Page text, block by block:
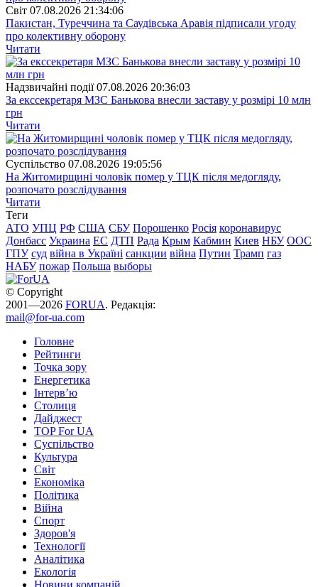
Свiт 07.08.2026 21:34:06
Пакистан, Туреччина та Саудівська Аравія підписали угоду
про колективну оборону
Читати
Надзвичайні події 07.08.2026 20:36:03
За екссекретаря МЗС Банькова внесли заставу у розмірі 10 млн
грн
Читати
Суспiльство 07.08.2026 19:05:56
На Житомирщині чоловік помер у ТЦК після медогляду,
розпочато розслідування
Читати
Теги
АТО УПЦ РФ США СБУ Порошенко Росія коронавирус
Донбасс Украина ЕС ДТП Рада Крым Кабмин Киев НБУ ООС
ГПУ суд війна в Україні санкции війна Путин Трамп газ
НАБУ пожар Польша выборы
© Copyright
2001—2026 FORUA. Редакція:
mail@for-ua.com
Головне
Рейтинги
Точка зору
Енергетика
Інтерв’ю
Столиця
Дайджест
TOP For UA
Суспiльство
Культура
Світ
Економіка
Політика
Війна
Спорт
Здоров'я
Технології
Аналітика
Екологія
Новини компаній